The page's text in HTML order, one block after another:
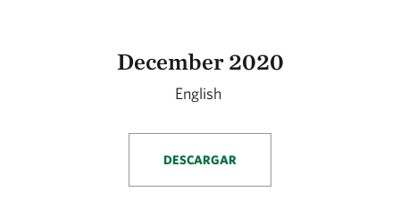
December 2020
English
DESCARGAR